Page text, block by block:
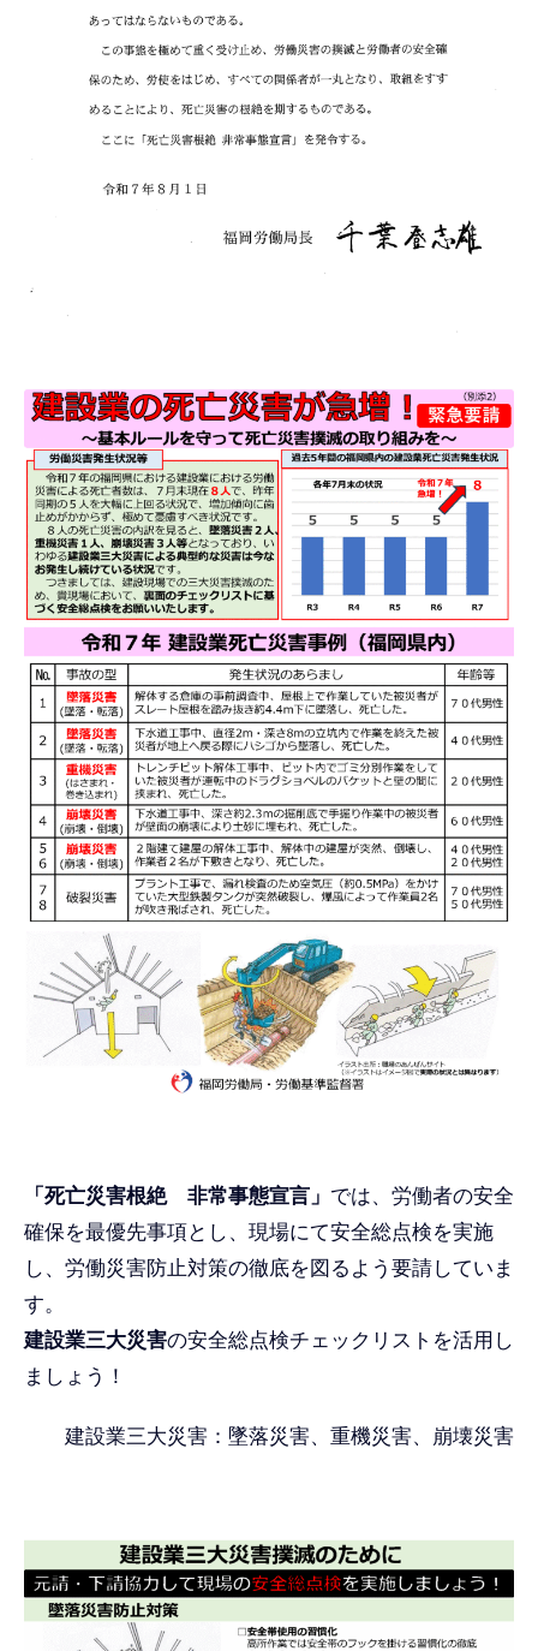
「死亡災害根絶 非常事態宣言」 では、労働者の安全
確保を最優先事項とし、現場にて安全総点検を実施
し、労働災害防止対策の徹底を図るよう要請していま
す。
建設業三大災害の安全総点検チェックリストを活用し
ましょう！
建設業三大災害：墜落災害、重機災害、崩壊災害